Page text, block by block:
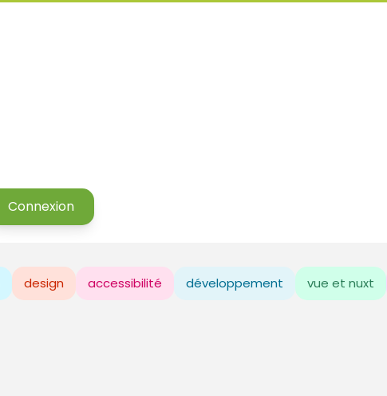
Connexion
design accessibilité développement vue et nuxt